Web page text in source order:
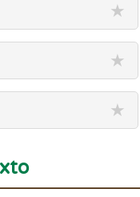
★
★
★